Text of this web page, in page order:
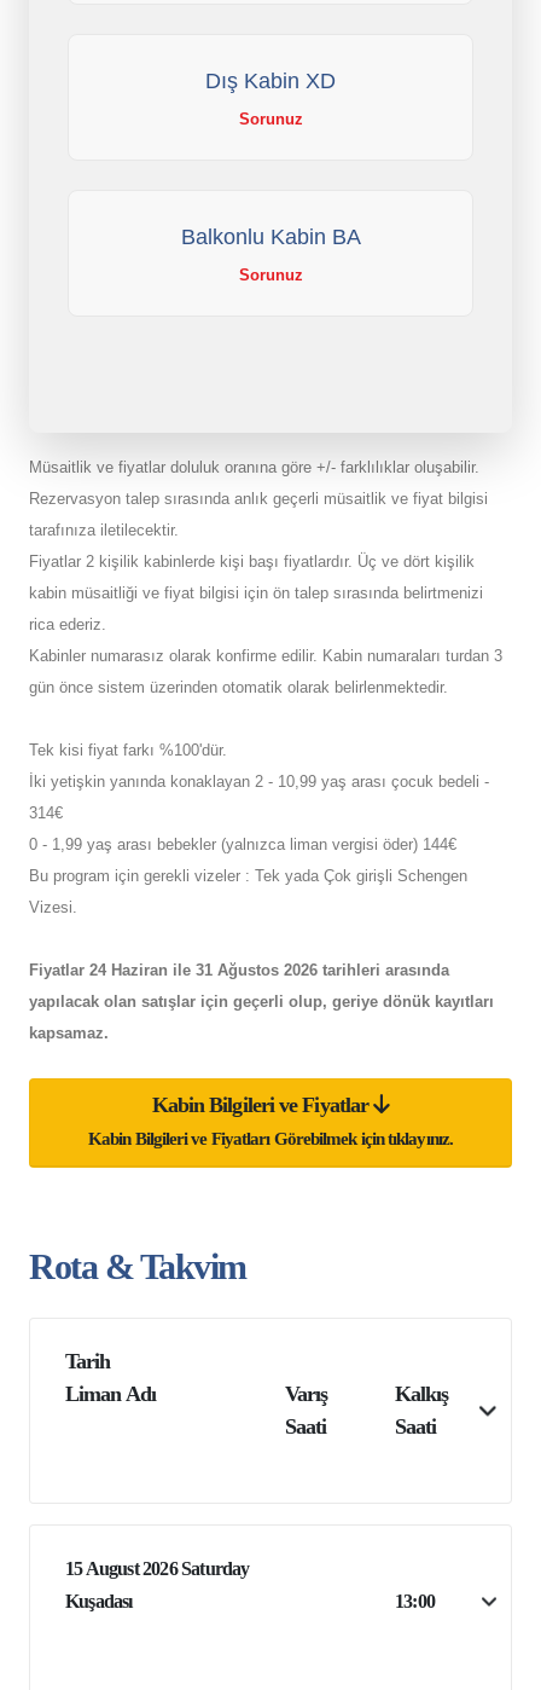
Dış Kabin XD
Sorunuz
Balkonlu Kabin BA
Sorunuz
Müsaitlik ve fiyatlar doluluk oranına göre +/- farklılıklar oluşabilir.
Rezervasyon talep sırasında anlık geçerli müsaitlik ve fiyat bilgisi
tarafınıza iletilecektir.
Fiyatlar 2 kişilik kabinlerde kişi başı fiyatlardır. Üç ve dört kişilik
kabin müsaitliği ve fiyat bilgisi için ön talep sırasında belirtmenizi
rica ederiz.
Kabinler numarasız olarak konfirme edilir. Kabin numaraları turdan 3
gün önce sistem üzerinden otomatik olarak belirlenmektedir.
Tek kisi fiyat farkı %100'dür.
İki yetişkin yanında konaklayan 2 - 10,99 yaş arası çocuk bedeli -
314€
0 - 1,99 yaş arası bebekler (yalnızca liman vergisi öder) 144€
Bu program için gerekli vizeler : Tek yada Çok girişli Schengen
Vizesi.
Fiyatlar 24 Haziran ile 31 Ağustos 2026 tarihleri arasında
yapılacak olan satışlar için geçerli olup, geriye dönük kayıtları
kapsamaz.
Kabin Bilgileri ve Fiyatlar
Kabin Bilgileri ve Fiyatları Görebilmek için tıklayınız.
Rota & Takvim
Tarih
Liman Adı
Varış
Saati
Kalkış
Saati
15 August 2026 Saturday
Kuşadası
13:00